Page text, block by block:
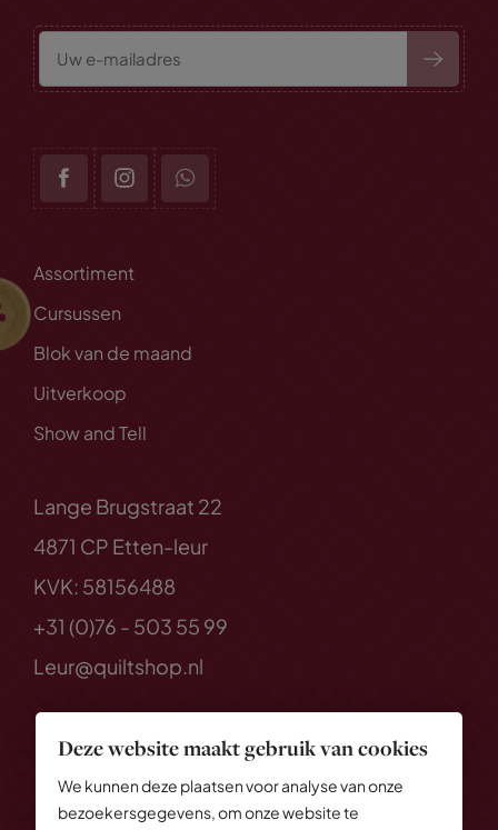
Deze website maakt gebruik van cookies
We kunnen deze plaatsen voor analyse van onze
bezoekersgegevens, om onze website te
Assortiment
Cursussen
Blok van de maand
Uitverkoop
Show and Tell
Lange Brugstraat 22
4871 CP Etten-leur
KVK: 58156488
+31 (0)76 - 503 55 99
Leur@quiltshop.nl